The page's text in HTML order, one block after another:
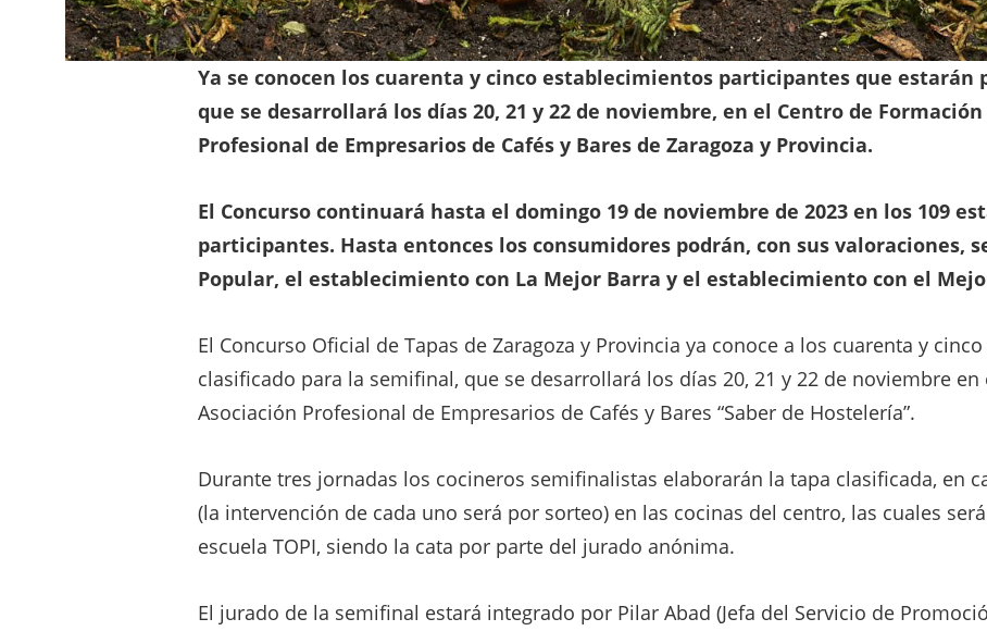
Ya se conocen los cuarenta y cinco establecimientos participantes que estarán
que se desarrollará los días 20, 21 y 22 de noviembre, en el Centro de
Profesional de Empresarios de Cafés y Bares de Zaragoza y Provincia.
El Concurso continuará hasta el domingo 19 de noviembre de 2023 en los 109
participantes. Hasta entonces los consumidores podrán, con sus valoraciones,
Popular, el establecimiento con La Mejor Barra y el establecimiento con el
El Concurso Oficial de Tapas de Zaragoza y Provincia ya conoce a los cuarenta y
clasificado para la semifinal, que se desarrollará los días 20, 21 y 22 de noviembre
Asociación Profesional de Empresarios de Cafés y Bares “Saber de Hostelería”.
Durante tres jornadas los cocineros semifinalistas elaborarán la tapa clasificada, en
(la intervención de cada uno será por sorteo) en las cocinas del centro, las cuales
escuela TOPI, siendo la cata por parte del jurado anónima.
El jurado de la semifinal estará integrado por Pilar Abad (Jefa del Servicio de